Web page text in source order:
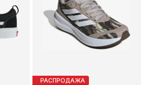
РАСПРОДАЖА